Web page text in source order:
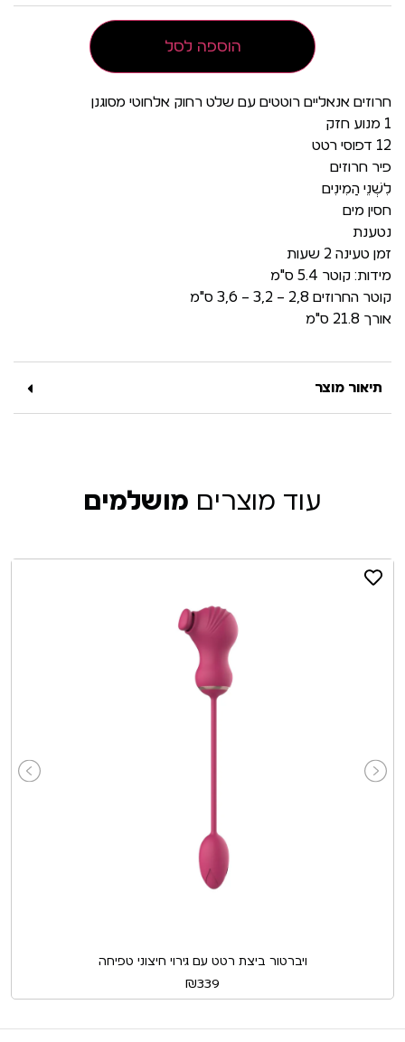
הוספה לסל
חרוזים אנאליים רוטטים עם שלט רחוק אלחוטי מסוגנן
1 מנוע חזק
12 דפוסי רטט
פיר חרוזים
לִשְׁנֵי הַמִינִים
חסין מים
נטענת
זמן טעינה 2 שעות
מידות: קוטר 5.4 ס"מ
קוטר החרוזים 2,8 – 3,2 – 3,6 ס"מ
אורך 21.8 ס"מ
תיאור מוצר
עוד מוצרים מושלמים
ויברטור ביצת רטט עם גירוי חיצוני טפיחה
₪339